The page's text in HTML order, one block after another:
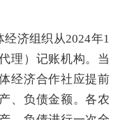
经济组织从2024年1
理）记账机构。当
经济合作社应提前
、负债金额。各农